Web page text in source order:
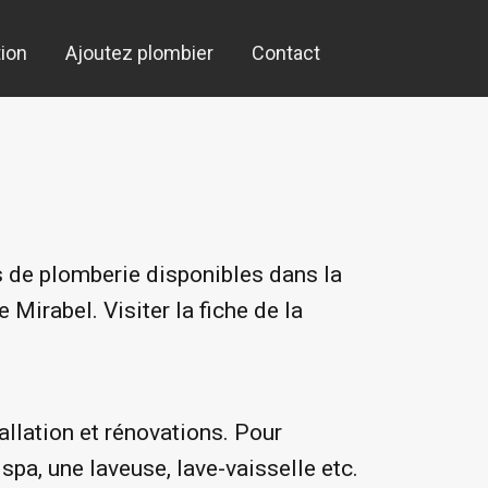
Ajoutez plombier Contact
plomberie disponibles dans la
Mirabel. Visiter la fiche de la
et rénovations. Pour
une laveuse, lave-vaisselle etc.